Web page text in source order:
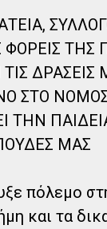
ΦΟΡΕΙΣ ΤΗΣ
ΔΡΑΣΕΙΣ
ΣΤΟ
ΤΗΝ
ΜΑΣ
πόλεμο
και τα